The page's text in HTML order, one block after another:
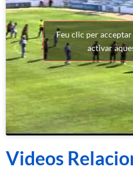
Feu clic per
activar
Videos